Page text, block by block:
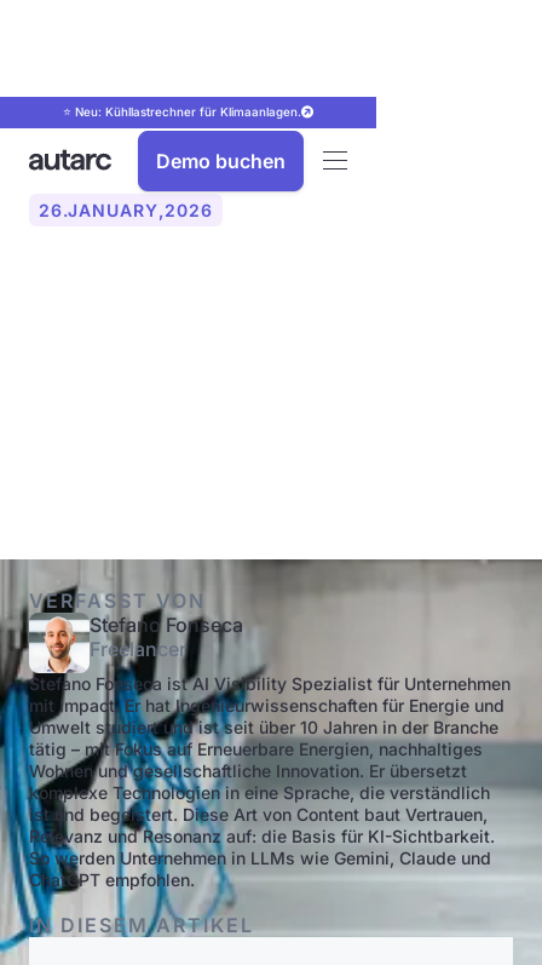
⭐ Neu: Kühllastrechner für Klimaanlagen.
Demo buchen
26.JANUARY,2026
VERFASST VON
Stefano Fonseca
Freelancer
Stefano Fonseca ist AI Visibility Spezialist für Unternehmen
mit Impact. Er hat Ingenieurwissenschaften für Energie und
Umwelt studiert und ist seit über 10 Jahren in der Branche
tätig – mit Fokus auf Erneuerbare Energien, nachhaltiges
Wohnen und gesellschaftliche Innovation. Er übersetzt
komplexe Technologien in eine Sprache, die verständlich
ist und begeistert. Diese Art von Content baut Vertrauen,
Relevanz und Resonanz auf: die Basis für KI-Sichtbarkeit.
So werden Unternehmen in LLMs wie Gemini, Claude und
ChatGPT empfohlen.
IN DIESEM ARTIKEL